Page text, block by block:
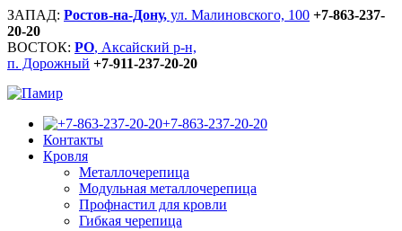
ЗАПАД: Ростов-на-Дону, ул. Малиновского, 100 +7-863-237-
20-20
ВОСТОК: РО, Аксайский р-н,
п. Дорожный +7-911-237-20-20
+7-863-237-20-20
Контакты
Кровля
Металлочерепица
Модульная металлочерепица
Профнастил для кровли
Гибкая черепица